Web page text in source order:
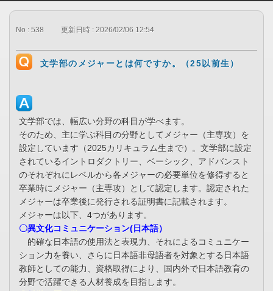
No : 538 更新日時 : 2026/02/06 12:54
文学部のメジャーとは何ですか。（25以前生）
文学部では、幅広い分野の科目が学べます。
そのため、主に学ぶ科目の分野としてメジャー（主専攻）を
設定しています（2025カリキュラム生まで）。文学部に設定
されているイントロダクトリー、ベーシック、アドバンスト
のそれぞれにレベルから各メジャーの必要単位を修得すると
卒業時にメジャー（主専攻）として認定します。認定された
メジャーは卒業後に発行される証明書に記載されます。
メジャーは以下、4つがあります。
〇異文化コミュニケーション(日本語）
的確な日本語の使用法と表現力、それによるコミュニケー
ション力を養い、さらに日本語非母語者を対象とする日本語
教師としての能力、資格取得により、国内外で日本語教育の
分野で活躍できる人材養成を目指します。